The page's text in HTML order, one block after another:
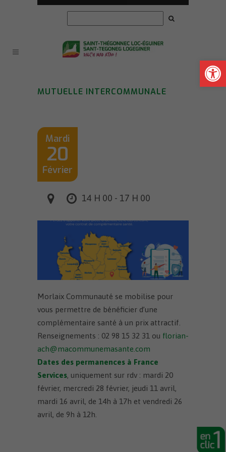
Ouvrir
MUTUELLE INTERCOMMUNALE
Mardi
20
Février
14 H 00 - 17 H 00
Morlaix Communauté se mobilise pour
vous permettre de bénéficier d’une
complémentaire santé à un prix attractif.
Renseignements : 02 98 15 32 31 ou florian-
ach@macommunemasante.com
Dates des permanences à France
Services, uniquement sur rdv : mardi 20
février, mercredi 28 février, jeudi 11 avril,
mardi 16 avril, de 14h à 17h et vendredi 26
avril, de 9h à 12h.